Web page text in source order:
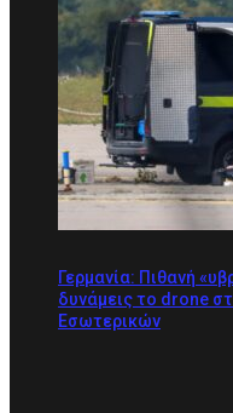
Γερμανία: Πιθανή
δυνάμεις το drone
Εσωτερικών